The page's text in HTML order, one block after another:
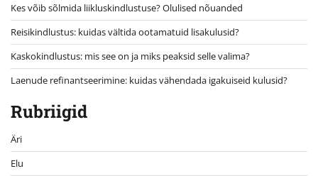
Kes võib sõlmida liikluskindlustuse? Olulised nõuanded
Reisikindlustus: kuidas vältida ootamatuid lisakulusid?
Kaskokindlustus: mis see on ja miks peaksid selle valima?
Laenude refinantseerimine: kuidas vähendada igakuiseid kulusid?
Rubriigid
Äri
Elu